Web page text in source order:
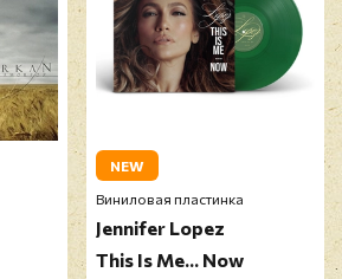
NEW
Виниловая пластинка
Jennifer Lopez
This Is Me... Now